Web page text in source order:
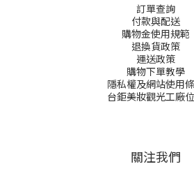
訂單查詢
付款與配送
購物金使用規範
退換貨政策
運送政策
購物下單教學
隱私權及網站使用
台鉅美妝觀光工廠
關注我們